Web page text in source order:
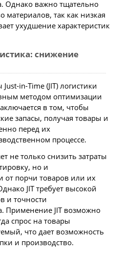
Однако важно тщательно
материалов, так как низкая
ухудшение характеристик
снижение
in-Time (JIT) логистики
методом оптимизации
в том, чтобы
запасы, получая товары и
перед их
процессе.
не только снизить затраты
но и
от порчи товаров или их
JIT требует высокой
и точности
Применение JIT возможно
спрос на товары
что дает возможность
и производство.